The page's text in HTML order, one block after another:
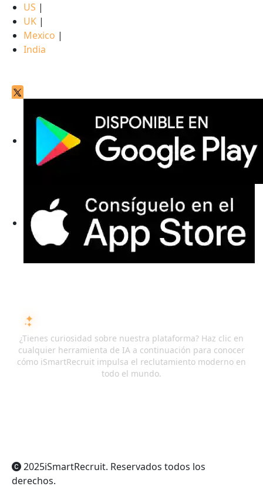
US |
UK |
Mexico |
India
¿Tienes curiosidad sobre nuestra plataforma? Haz clic en
cualquier herramienta de IA a continuación para conocer
cómo iSmartRecruit impulsa el reclutamiento moderno en
todo el mundo.
2025iSmartRecruit. Reservados todos los
derechos.